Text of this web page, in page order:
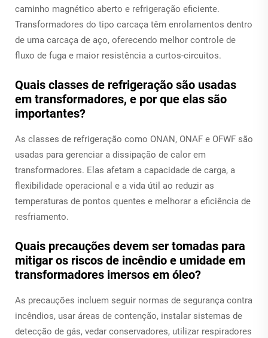
caminho magnético aberto e refrigeração eficiente.
Transformadores do tipo carcaça têm enrolamentos dentro
de uma carcaça de aço, oferecendo melhor controle de
fluxo de fuga e maior resistência a curtos-circuitos.
Quais classes de refrigeração são usadas
em transformadores, e por que elas são
importantes?
As classes de refrigeração como ONAN, ONAF e OFWF são
usadas para gerenciar a dissipação de calor em
transformadores. Elas afetam a capacidade de carga, a
flexibilidade operacional e a vida útil ao reduzir as
temperaturas de pontos quentes e melhorar a eficiência de
resfriamento.
Quais precauções devem ser tomadas para
mitigar os riscos de incêndio e umidade em
transformadores imersos em óleo?
As precauções incluem seguir normas de segurança contra
incêndios, usar áreas de contenção, instalar sistemas de
detecção de gás, vedar conservadores, utilizar respiradores